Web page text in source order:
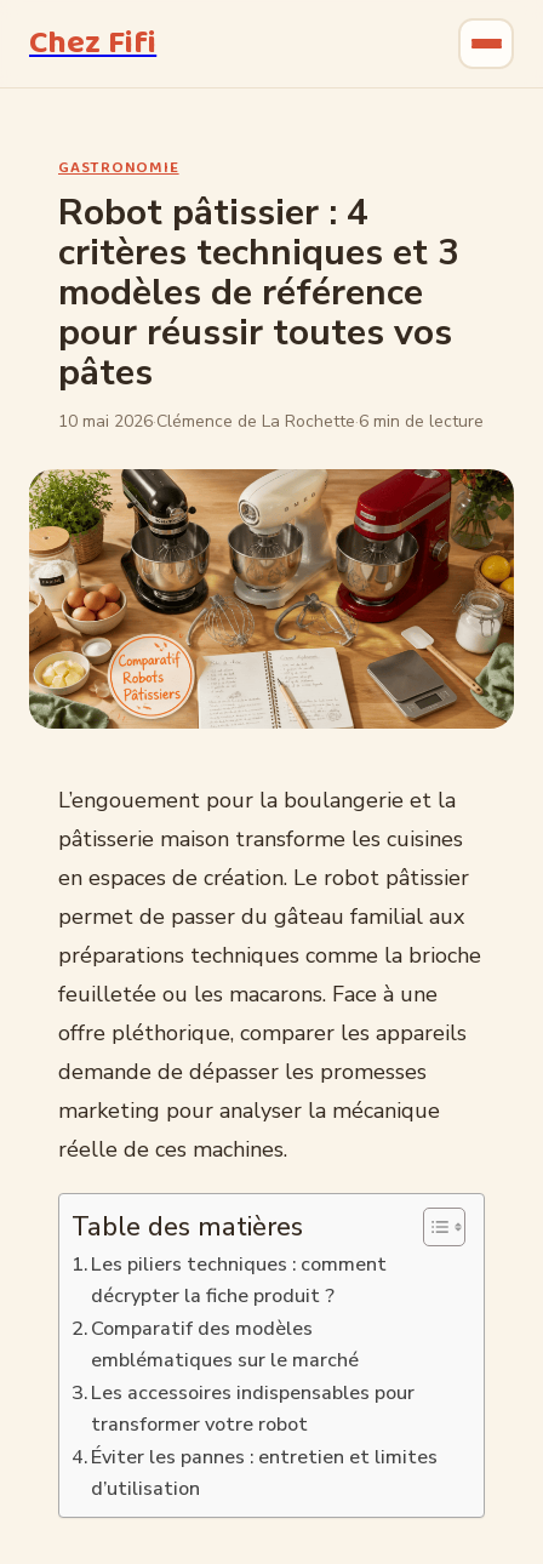
Chez Fifi
Bricolage
Jardinage
Maison & Déco
GASTRONOMIE
Robot pâtissier : 4
critères techniques et 3
modèles de référence
pour réussir toutes vos
pâtes
10 mai 2026·Clémence de La Rochette·6 min de lecture
L’engouement pour la boulangerie et la
pâtisserie maison transforme les cuisines
en espaces de création. Le robot pâtissier
permet de passer du gâteau familial aux
préparations techniques comme la brioche
feuilletée ou les macarons. Face à une
offre pléthorique, comparer les appareils
demande de dépasser les promesses
marketing pour analyser la mécanique
réelle de ces machines.
Table des matières
Les piliers techniques : comment
décrypter la fiche produit ?
Comparatif des modèles
emblématiques sur le marché
Les accessoires indispensables pour
transformer votre robot
Éviter les pannes : entretien et limites
d’utilisation